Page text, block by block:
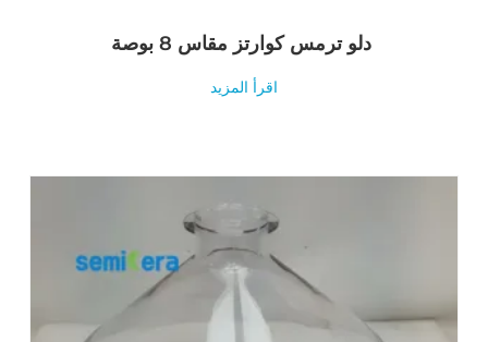
اقرأ المزيد